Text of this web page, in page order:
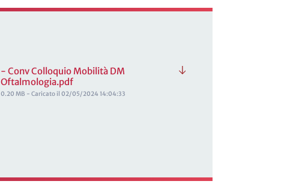
- Conv Colloquio Mobilità DM
Oftalmologia.pdf
0.20 MB - Caricato il 02/05/2024 14:04:33